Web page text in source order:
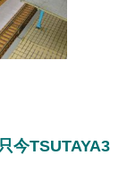
今TSUTAYA3